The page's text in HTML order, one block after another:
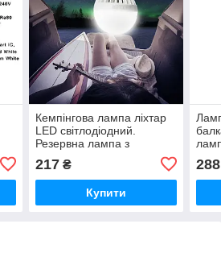
Кемпінгова лампа ліхтар
LED світлодіодний.
Резервна лампа з
крокодилами 12 V 5 W з
підвісом.
217₴
Купити
288